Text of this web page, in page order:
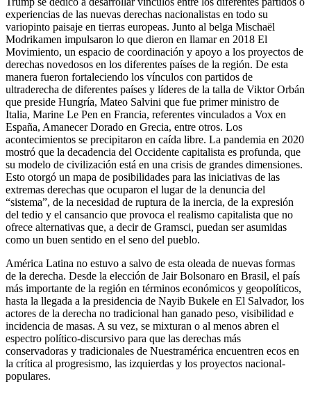
experiencias de las nuevas derechas nacionalistas en todo su
variopinto paisaje en tierras europeas. Junto al belga Mischaël
Modrikamen impulsaron lo que dieron en llamar en 2018 El
Movimiento, un espacio de coordinación y apoyo a los proyectos de
derechas novedosos en los diferentes países de la región. De esta
manera fueron fortaleciendo los vínculos con partidos de
ultraderecha de diferentes países y líderes de la talla de Viktor Orbán
que preside Hungría, Mateo Salvini que fue primer ministro de
Italia, Marine Le Pen en Francia, referentes vinculados a Vox en
España, Amanecer Dorado en Grecia, entre otros. Los
acontecimientos se precipitaron en caída libre. La pandemia en 2020
mostró que la decadencia del Occidente capitalista es profunda, que
su modelo de civilización está en una crisis de grandes dimensiones.
Esto otorgó un mapa de posibilidades para las iniciativas de las
extremas derechas que ocuparon el lugar de la denuncia del
“sistema”, de la necesidad de ruptura de la inercia, de la expresión
del tedio y el cansancio que provoca el realismo capitalista que no
ofrece alternativas que, a decir de Gramsci, puedan ser asumidas
como un buen sentido en el seno del pueblo.
América Latina no estuvo a salvo de esta oleada de nuevas formas
de la derecha. Desde la elección de Jair Bolsonaro en Brasil, el país
más importante de la región en términos económicos y geopolíticos,
hasta la llegada a la presidencia de Nayib Bukele en El Salvador, los
actores de la derecha no tradicional han ganado peso, visibilidad e
incidencia de masas. A su vez, se mixturan o al menos abren el
espectro político-discursivo para que las derechas más
conservadoras y tradicionales de Nuestramérica encuentren ecos en
la crítica al progresismo, las izquierdas y los proyectos nacional-
populares.